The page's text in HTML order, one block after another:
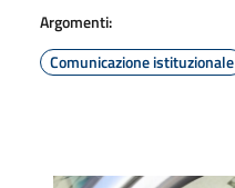
Argomenti:
Comunicazione istituzionale